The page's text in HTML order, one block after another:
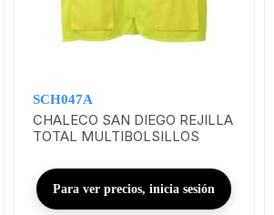
SCH047A
CHALECO SAN DIEGO REJILLA
TOTAL MULTIBOLSILLOS
Para ver precios, inicia sesión